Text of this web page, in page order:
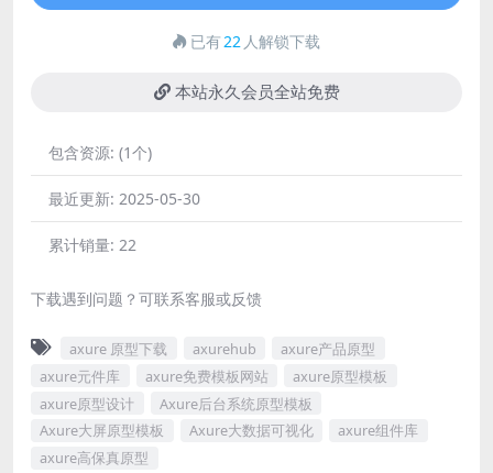
已有22 人解锁下载
本站永久会员全站免费
包含资源: (1个)
最近更新: 2025-05-30
累计销量: 22
下载遇到问题？可联系客服或反馈
axure 原型下载 axurehub
axure产品原型
axure元件库
axure免费模板网站
axure原型模板
axure原型设计
Axure后台系统原型模板
Axure大屏原型模板
Axure大数据可视化
axure组件库
axure高保真原型